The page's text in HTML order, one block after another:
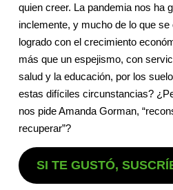
quien creer. La pandemia nos ha
inclemente, y mucho de lo que
logrado con el crecimiento
más que un espejismo, con
salud y la educación, por los
estas difíciles circunstancias?
nos pide Amanda Gorman,
recuperar”?
SI TE GUSTÓ,